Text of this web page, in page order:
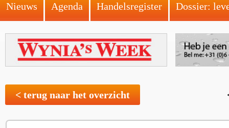
Nieuws Agenda Handelsregister Dossier:
< terug naar het overzicht